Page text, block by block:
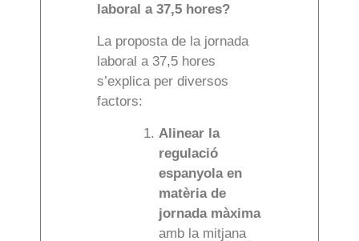
laboral a 37,5 hores?
La proposta de la jornada
laboral a 37,5 hores
s’explica per diversos
factors:
Alinear la
regulació
espanyola en
matèria de
jornada màxima
amb la mitjana